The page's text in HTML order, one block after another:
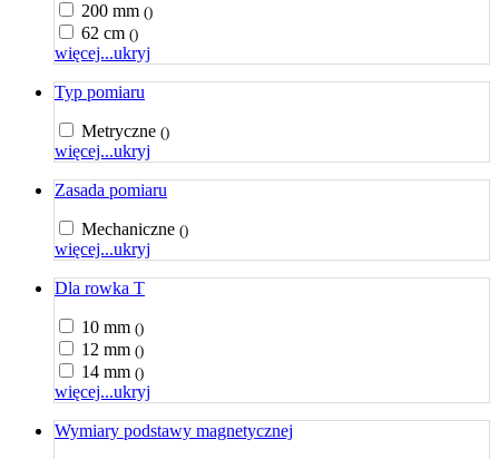
200 mm ()
62 cm ()
więcej...ukryj
Typ pomiaru
Metryczne ()
więcej...ukryj
Zasada pomiaru
Mechaniczne ()
więcej...ukryj
Dla rowka T
10 mm ()
12 mm ()
14 mm ()
więcej...ukryj
Wymiary podstawy magnetycznej